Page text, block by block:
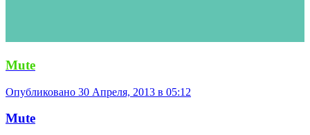
Mute
Опубликовано 30 Апреля, 2013 в 05:12
Mute